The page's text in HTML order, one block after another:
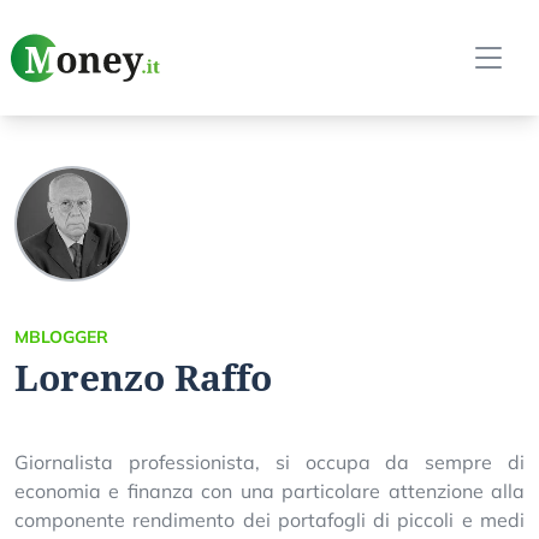
MBLOGGER
Lorenzo Raffo
Giornalista professionista, si occupa da sempre di
economia e finanza con una particolare attenzione alla
componente rendimento dei portafogli di piccoli e medi